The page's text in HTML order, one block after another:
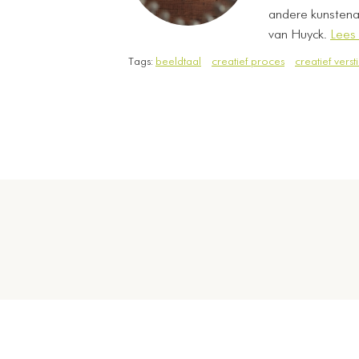
andere
van Huyck.
Tags: beeldtaal creatief proces creatief